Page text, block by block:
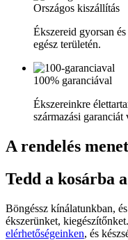
Országos kiszállítás
Ékszereid gyorsan
egész területén.
100% garanciával
Ékszereinkre
származási garanciát
A rendelés
Tedd a kosárba
Böngéssz kínálatunkban,
ékszerünket,
elérhetőségeinken, és